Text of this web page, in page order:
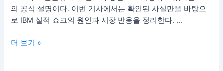
의 공식 설명이다. 이번 기사에서는 확인된 사실만을 바탕으
로 IBM 실적 쇼크의 원인과 시장 반응을 정리한다. …
우
선
위
화
더 보기 »